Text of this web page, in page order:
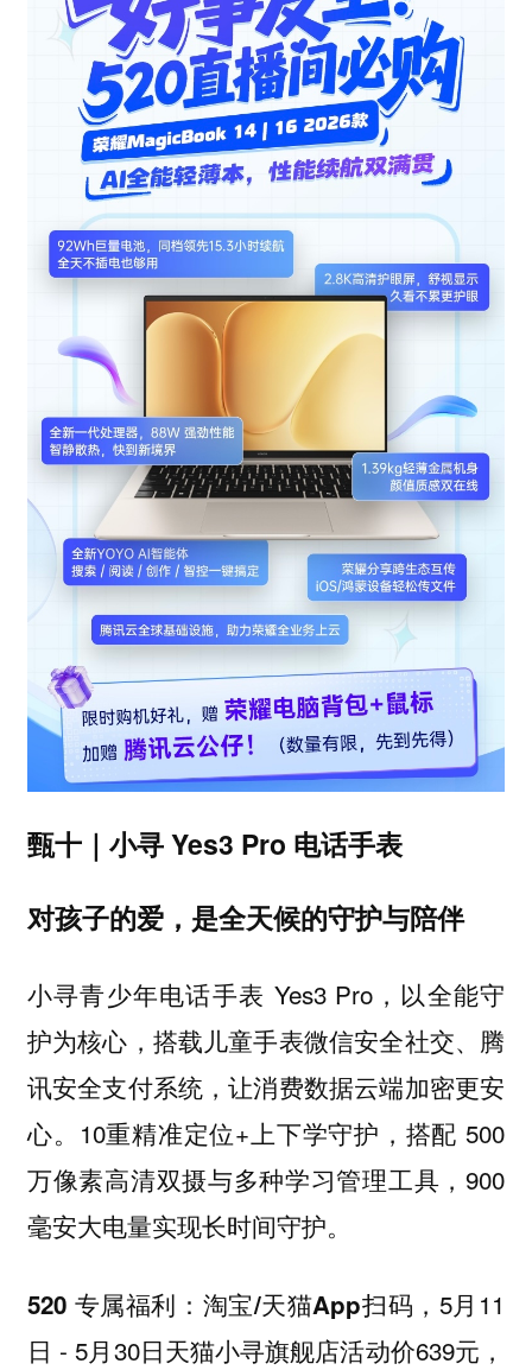
甄十｜小寻 Yes3 Pro 电话手表
对孩子的爱，是全天候的守护与陪伴
小寻青少年电话手表 Yes3 Pro，以全能守
护为核心，搭载儿童手表微信安全社交、腾
讯安全支付系统，让消费数据云端加密更安
心。10重精准定位+上下学守护，搭配 500
万像素高清双摄与多种学习管理工具，900
毫安大电量实现长时间守护。
520 专属福利：淘宝/天猫App扫码， 5月11
日 - 5月30日天猫小寻旗舰店活动价639元，